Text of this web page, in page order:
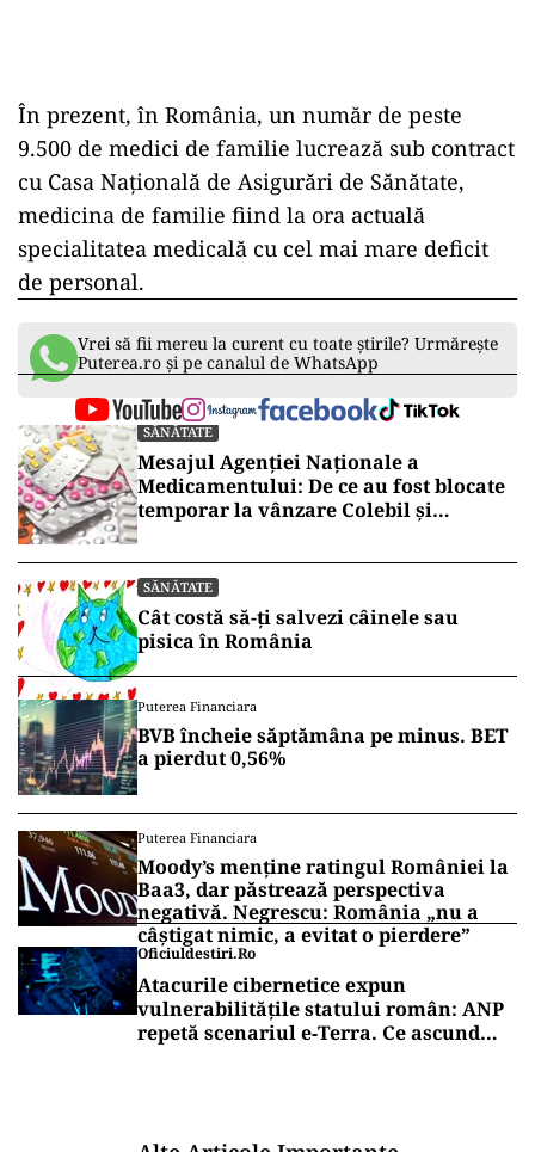
În prezent, în România, un număr de peste
9.500 de medici de familie lucrează sub contract
cu Casa Națională de Asigurări de Sănătate,
medicina de familie fiind la ora actuală
specialitatea medicală cu cel mai mare deficit
de personal.
Vrei să fii mereu la curent cu toate știrile? Urmărește
Puterea.ro și pe canalul de WhatsApp
SĂNĂTATE
Mesajul Agenției Naționale a
Medicamentului: De ce au fost blocate
temporar la vânzare Colebil și
SĂNĂTATE
Cât costă să-ți salvezi câinele sau
pisica în România
Puterea Financiara
BVB încheie săptămâna pe minus. BET
a pierdut 0,56%
Puterea Financiara
Moody’s menține ratingul României la
Baa3, dar păstrează perspectiva
negativă. Negrescu: România „nu a
câștigat nimic, a evitat o pierdere”
Oficiuldestiri.ro
Atacurile cibernetice expun
vulnerabilitățile statului român: ANP
repetă scenariul e‑Terra. Ce ascund